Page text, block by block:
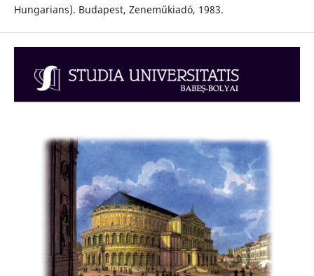
Hungarians). Budapest, Zeneműkiadó, 1983.